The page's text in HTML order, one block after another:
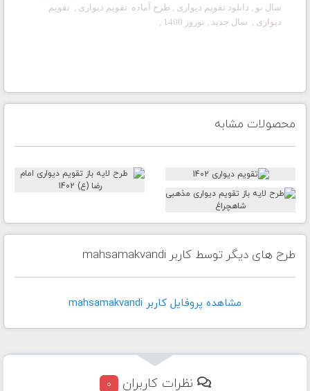
سال نو , دانلود تقویم دیواری , طرح آماده تقویم دیواری , تقویم
دیواری , سال جدید , نوروز 1400 ,
محصولات مشابه
طرح های دیگر توسط کاربر mahsamakvandi
مشاهده پروفايل کاربر mahsamakvandi
نظرات کاربران 0